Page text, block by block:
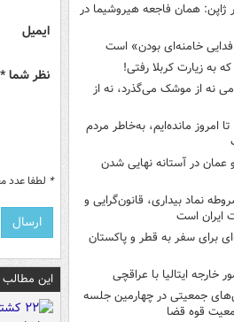
ژاپن: همان فاجعه هیروشیما در
خامنه‌ای بودن» است
به زیارت کربلا رفتی!
نه از موشک می‌گذرد، نه از
امروز مانده‌ایم، به‌خاطر مردم
عمان در آستانه نهایی شدن
نماد بیداری، قانون‌گرایی و
ایران است
برای سفر به قطر و پاکستان
خارجه ایتالیا با عراقچی
جمعیتی در چهارمین جلسه
قوه قضا
ایمیل
نظر شما *
* لطفا عدد
این